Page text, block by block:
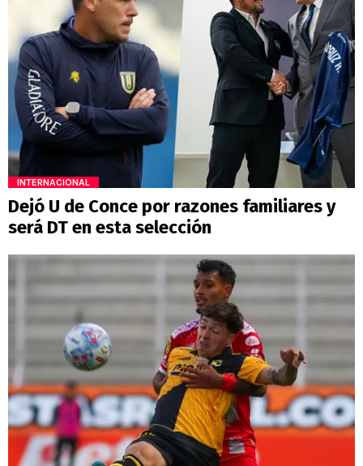
INTERNACIONAL
Dejó U de Conce por razones familiares y
será DT en esta selección